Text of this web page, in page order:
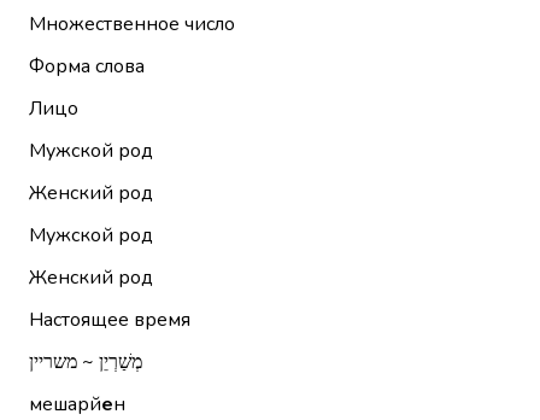
Множественное число
Форма слова
Лицо
Мужской род
Женский род
Мужской род
Женский род
Настоящее время
מְשַׁרְיֵן ~ משריין
мешарйен